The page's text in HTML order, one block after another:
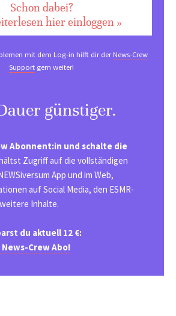
Schon dabei?
hier einloggen »
mit dem Log-in hilft dir derNews-Crew
Support gern weiter!
günstiger.
Abonnent:in und schalte die
Zugriff auf die vollständigen
App und im Web,
auf Social Media, den ESMR-
Inhalte.
du aktuell 12 €:
Crew Abo!